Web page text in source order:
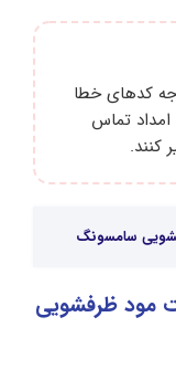
کدهای خطا
امداد تماس
کنند.
سامسونگ
مود ظرفشویی